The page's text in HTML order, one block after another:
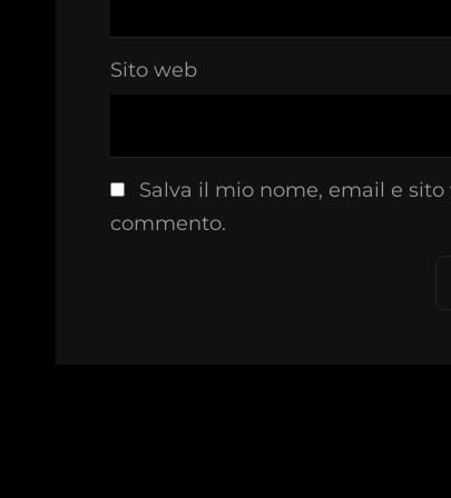
Sito web
Salva il mio nome, email e
commento.